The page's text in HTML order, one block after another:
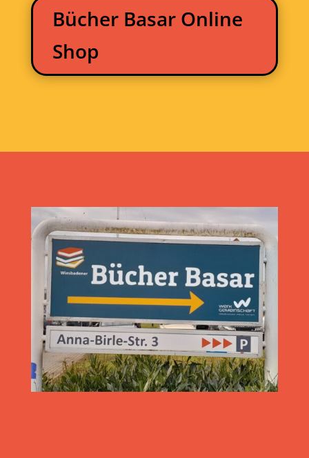
Bücher Basar Online
Shop